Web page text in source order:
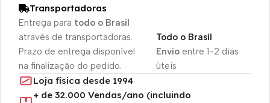
Transportadoras
Entrega para todo o Brasil
através de transportadoras.
Prazo de entrega disponível
na finalização do pedido.
Envioentre 1-2 dias
úteis
Todo o Brasil
Loja física desde 1994
+ de 32.000 Vendas/ano (incluindo